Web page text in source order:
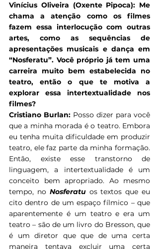
Vinícius Oliveira (Oxente Pipoca): Me
chama a atenção como os filmes
fazem essa interlocução com outras
artes, como as sequências de
apresentações musicais e dança em
“Nosferatu”. Você próprio já tem uma
carreira muito bem estabelecida no
teatro, então o que te motiva a
explorar essa intertextualidade nos
filmes?
Cristiano Burlan: Posso dizer para você
que a minha morada é o teatro. Embora
eu tenha muita dificuldade em produzir
teatro, ele faz parte da minha formação.
Então, existe esse transtorno de
linguagem, a intertextualidade é um
conceito bem apropriado. Ao mesmo
tempo, no Nosferatu os textos que eu
cito dentro de um espaço fílmico – que
aparentemente é um teatro e era um
teatro – são de um livro do Bresson, que
é um diretor que que de uma certa
maneira tentava excluir uma certa